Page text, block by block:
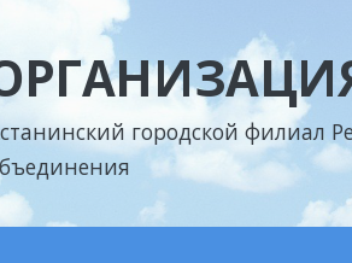
городской филиал